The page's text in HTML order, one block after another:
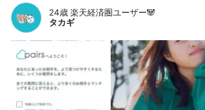
24歳 楽天経済圏ユーザー🐼
タカギ